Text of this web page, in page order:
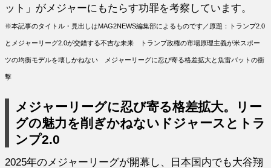
ット」がメジャーにもたらす功罪を考察しています。
※本記事のタイトル・見出しはMAG2NEWS編集部によるものです／原題：トランプ2.0
とメジャーリーグ2.0が交錯する不吉な未来 トランプ政権の市場原理主義が米スポー
ツの均衡モデルを壊しかねない メジャーリーグに忍び寄る格差拡大と魚雷バットの衝
撃
メジャーリーグに忍び寄る格差拡大。リー
グの魅力を削ぎかねないドジャースとトラ
ンプ2.0
2025年のメジャーリーグが開幕し、日本国内でも大谷翔